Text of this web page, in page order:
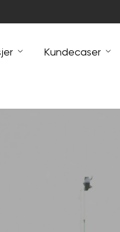
Kundecaser